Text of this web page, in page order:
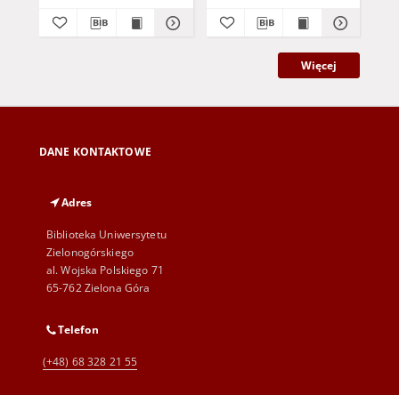
Więcej
DANE KONTAKTOWE
Adres
Biblioteka Uniwersytetu
Zielonogórskiego
al. Wojska Polskiego 71
65-762 Zielona Góra
Telefon
(+48) 68 328 21 55